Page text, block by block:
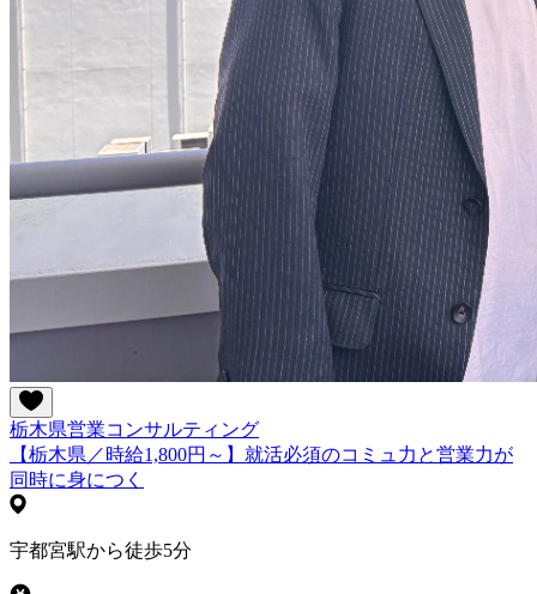
栃木県営業コンサルティング
【栃木県／時給1,800円～】就活必須のコミュ力と営業力が
同時に身につく
宇都宮駅から徒歩5分